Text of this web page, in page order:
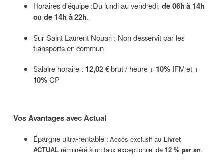
Horaires d'équipe :Du lundi au vendredi, de 06h à 14h
ou de 14h à 22h.
Sur Saint Laurent Nouan : Non desservit par les
transports en commun
Salaire horaire : 12,02€ brut / heure + 10% IFM et +
10%CP
Vos Avantages avec Actual
Épargne ultra-rentable : Accès exclusif au Livret
ACTUAL rémunéré à un taux exceptionnel de 12 % par an.